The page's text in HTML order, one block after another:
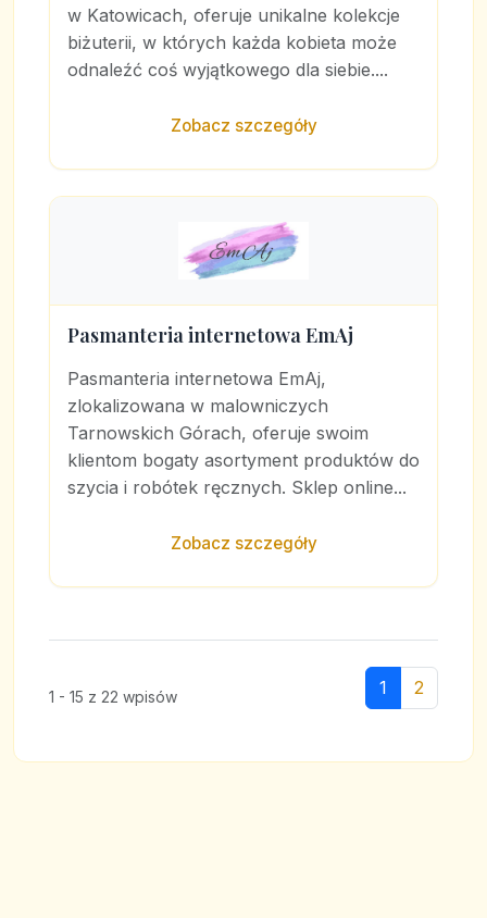
w Katowicach, oferuje unikalne kolekcje
biżuterii, w których każda kobieta może
odnaleźć coś wyjątkowego dla siebie....
Zobacz szczegóły
Pasmanteria internetowa EmAj
Pasmanteria internetowa EmAj,
zlokalizowana w malowniczych
Tarnowskich Górach, oferuje swoim
klientom bogaty asortyment produktów do
szycia i robótek ręcznych. Sklep online...
Zobacz szczegóły
1 - 15 z 22 wpisów 1 2